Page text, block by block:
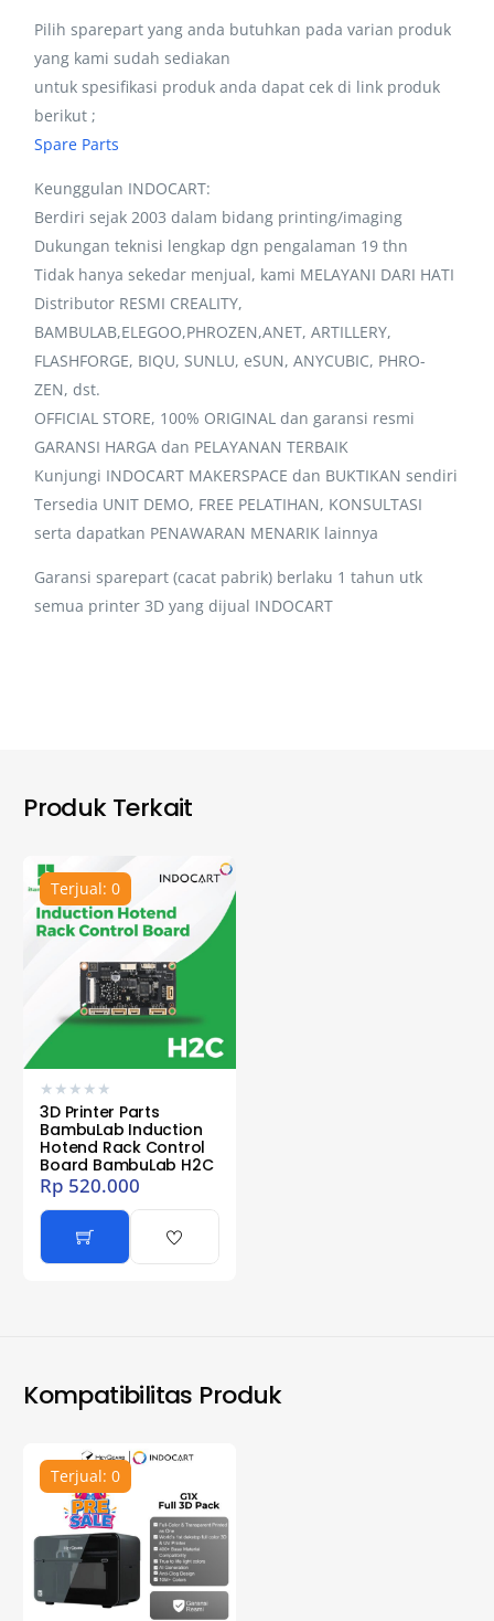
Pilih sparepart yang anda butuhkan pada varian produk
yang kami sudah sediakan
untuk spesifikasi produk anda dapat cek di link produk
berikut ;
Spare Parts
Keunggulan INDOCART:
Berdiri sejak 2003 dalam bidang printing/imaging
Dukungan teknisi lengkap dgn pengalaman 19 thn
Tidak hanya sekedar menjual, kami MELAYANI DARI HATI
Distributor RESMI CREALITY,
BAMBULAB,ELEGOO,PHROZEN,ANET, ARTILLERY,
FLASHFORGE, BIQU, SUNLU, eSUN, ANYCUBIC, PHRO-
ZEN, dst.
OFFICIAL STORE, 100% ORIGINAL dan garansi resmi
GARANSI HARGA dan PELAYANAN TERBAIK
Kunjungi INDOCART MAKERSPACE dan BUKTIKAN sendiri
Tersedia UNIT DEMO, FREE PELATIHAN, KONSULTASI
serta dapatkan PENAWARAN MENARIK lainnya
Garansi sparepart (cacat pabrik) berlaku 1 tahun utk
semua printer 3D yang dijual INDOCART
Produk Terkait
Terjual: 0
★ ★ ★ ★ ★
3D Printer Parts
BambuLab Induction
Hotend Rack Control
Board BambuLab H2C
Rp 520.000
Kompatibilitas Produk
Terjual: 0